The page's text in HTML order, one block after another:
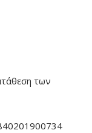
των